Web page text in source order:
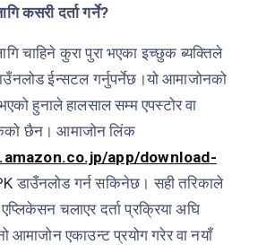
कसरी दर्ता गर्ने?
चाहिने कुरा पुरा भएका इच्छुक ब्यक्तिले
ईन्सटल गर्नुपर्नेछ।यो आमाजोनको
हुनाले हालसाल सम्म एपस्टोर वा
छैन। आमाजोन लिंक
app/download-
डाउँनलोड गर्न सकिनेछ। सही तरिकाले
चलाएर दर्ता प्रक्रिया अघि
आमाजोन एकाउन्ट प्रयोग गरेर वा नयाँ